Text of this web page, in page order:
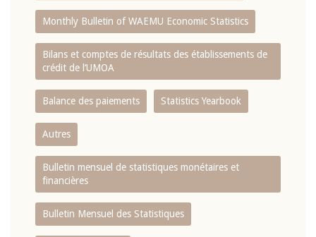
Monthly Bulletin of WAEMU Economic Statistics
Bilans et comptes de résultats des établissements de
crédit de l‘UMOA
Balance des paiements Statistics Yearbook
Autres
Bulletin mensuel de statistiques monétaires et
financières
Bulletin Mensuel des Statistiques